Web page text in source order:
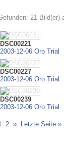
21 Bild(er)
DSC00221
2003-12-06 Oro Trial
DSC00227
2003-12-06 Oro Trial
DSC00239
2003-12-06 Oro Trial
2 » Letzte Seite »